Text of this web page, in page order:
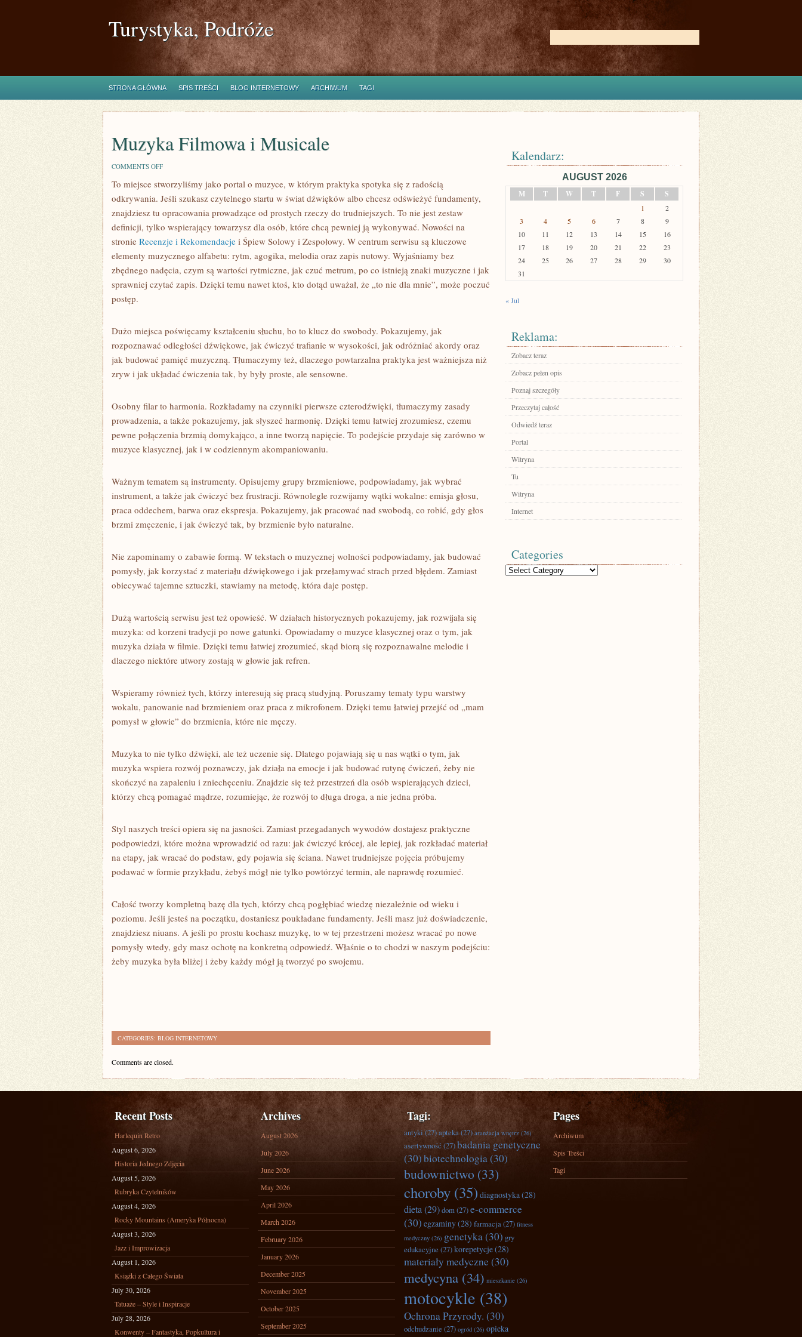
Turystyka, Podróże
STRONA GŁÓWNA SPIS TREŚCI BLOG INTERNETOWY ARCHIWUM TAGI
Muzyka Filmowa i Musicale
COMMENTS OFFON
FILMOWA
MUSICALE
To miejsce stworzyliśmy jako portal o muzyce, w którym praktyka spotyka się z radością
odkrywania. Jeśli szukasz czytelnego startu w świat dźwięków albo chcesz odświeżyć fundamenty,
znajdziesz tu opracowania prowadzące od prostych rzeczy do trudniejszych. To nie jest zestaw
definicji, tylko wspierający towarzysz dla osób, które chcą pewniej ją wykonywać. Nowości na
stronie Recenzje i Rekomendacje i Śpiew Solowy i Zespołowy. W centrum serwisu są kluczowe
elementy muzycznego alfabetu: rytm, agogika, melodia oraz zapis nutowy. Wyjaśniamy bez
zbędnego nadęcia, czym są wartości rytmiczne, jak czuć metrum, po co istnieją znaki muzyczne i jak
sprawniej czytać zapis. Dzięki temu nawet ktoś, kto dotąd uważał, że „to nie dla mnie”, może poczuć
postęp.
Dużo miejsca poświęcamy kształceniu słuchu, bo to klucz do swobody. Pokazujemy, jak
rozpoznawać odległości dźwiękowe, jak ćwiczyć trafianie w wysokości, jak odróżniać akordy oraz
jak budować pamięć muzyczną. Tłumaczymy też, dlaczego powtarzalna praktyka jest ważniejsza niż
zryw i jak układać ćwiczenia tak, by były proste, ale sensowne.
Osobny filar to harmonia. Rozkładamy na czynniki pierwsze czterodźwięki, tłumaczymy zasady
prowadzenia, a także pokazujemy, jak słyszeć harmonię. Dzięki temu łatwiej zrozumiesz, czemu
pewne połączenia brzmią domykająco, a inne tworzą napięcie. To podejście przydaje się zarówno w
muzyce klasycznej, jak i w codziennym akompaniowaniu.
Ważnym tematem są instrumenty. Opisujemy grupy brzmieniowe, podpowiadamy, jak wybrać
instrument, a także jak ćwiczyć bez frustracji. Równolegle rozwijamy wątki wokalne: emisja głosu,
praca oddechem, barwa oraz ekspresja. Pokazujemy, jak pracować nad swobodą, co robić, gdy głos
brzmi zmęczenie, i jak ćwiczyć tak, by brzmienie było naturalne.
Nie zapominamy o zabawie formą. W tekstach o muzycznej wolności podpowiadamy, jak budować
pomysły, jak korzystać z materiału dźwiękowego i jak przełamywać strach przed błędem. Zamiast
obiecywać tajemne sztuczki, stawiamy na metodę, która daje postęp.
Dużą wartością serwisu jest też opowieść. W działach historycznych pokazujemy, jak rozwijała się
muzyka: od korzeni tradycji po nowe gatunki. Opowiadamy o muzyce klasycznej oraz o tym, jak
muzyka działa w filmie. Dzięki temu łatwiej zrozumieć, skąd biorą się rozpoznawalne melodie i
dlaczego niektóre utwory zostają w głowie jak refren.
Wspieramy również tych, którzy interesują się pracą studyjną. Poruszamy tematy typu warstwy
wokalu, panowanie nad brzmieniem oraz praca z mikrofonem. Dzięki temu łatwiej przejść od „mam
pomysł w głowie” do brzmienia, które nie męczy.
Muzyka to nie tylko dźwięki, ale też uczenie się. Dlatego pojawiają się u nas wątki o tym, jak
muzyka wspiera rozwój poznawczy, jak działa na emocje i jak budować rutynę ćwiczeń, żeby nie
skończyć na zapaleniu i zniechęceniu. Znajdzie się też przestrzeń dla osób wspierających dzieci,
którzy chcą pomagać mądrze, rozumiejąc, że rozwój to długa droga, a nie jedna próba.
Styl naszych treści opiera się na jasności. Zamiast przegadanych wywodów dostajesz praktyczne
podpowiedzi, które można wprowadzić od razu: jak ćwiczyć krócej, ale lepiej, jak rozkładać materiał
na etapy, jak wracać do podstaw, gdy pojawia się ściana. Nawet trudniejsze pojęcia próbujemy
podawać w formie przykładu, żebyś mógł nie tylko powtórzyć termin, ale naprawdę rozumieć.
Całość tworzy kompletną bazę dla tych, którzy chcą pogłębiać wiedzę niezależnie od wieku i
poziomu. Jeśli jesteś na początku, dostaniesz poukładane fundamenty. Jeśli masz już doświadczenie,
znajdziesz niuans. A jeśli po prostu kochasz muzykę, to w tej przestrzeni możesz wracać po nowe
pomysły wtedy, gdy masz ochotę na konkretną odpowiedź. Właśnie o to chodzi w naszym podejściu:
żeby muzyka była bliżej i żeby każdy mógł ją tworzyć po swojemu.
CATEGORIES: BLOG INTERNETOWY
Comments are closed.
Kalendarz:
AUGUST 2026
M
T W T F S S
1
2
3
4 5 6 7 8
9
10
11 12 13 14 15
16
17
18 19 20 21 22
23
24
25 26 27 28 29
30
31
« Jul
Reklama:
Zobacz teraz
Zobacz pełen opis
Poznaj szczegóły
Przeczytaj całość
Odwiedź teraz
Portal
Witryna
Tu
Witryna
Internet
Categories
Categories
Recent Posts
Harlequin Retro
August 6, 2026
Historia Jednego Zdjęcia
August 5, 2026
Rubryka Czytelników
August 4, 2026
Rocky Mountains (Ameryka Północna)
August 3, 2026
Jazz i Improwizacja
August 1, 2026
Książki z Całego Świata
July 30, 2026
Tatuaże – Style i Inspiracje
July 28, 2026
Konwenty – Fantastyka, Popkultura i
Archives
August 2026
July 2026
June 2026
May 2026
April 2026
March 2026
February 2026
January 2026
December 2025
November 2025
October 2025
September 2025
Tagi:
antyki(27)apteka(27) aranżacja wnętrz (26)
asertywność (27)badania genetyczne
(30)biotechnologia(30)
budownictwo (33)
choroby (35) diagnostyka(28)
dieta(29)dom(27)e-commerce
(30) egzaminy(28) farmacja(27) fitness
medyczny (26) genetyka(30) gry
edukacyjne (27)korepetycje(28)
materiały medyczne (30)
medycyna (34) mieszkanie (26)
motocykle (38)
Ochrona Przyrody. (30)
odchudzanie (27) ogród (26) opieka
Pages
Archiwum
Spis Treści
Tagi